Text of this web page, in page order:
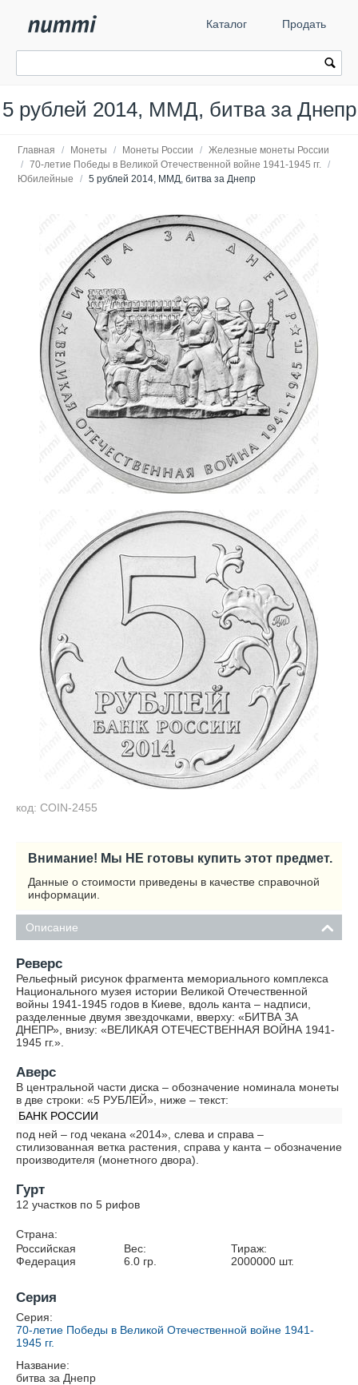
Каталог Продать
5 рублей 2014, ММД, битва за Днепр
Главная / Монеты / Монеты России / Железные монеты России
/ 70-летие Победы в Великой Отечественной войне 1941-1945 гг. /
Юбилейные
/ 5 рублей 2014, ММД, битва за Днепр
код: COIN-2455
Внимание! Мы НЕ готовы купить этот предмет.
Данные о стоимости приведены в качестве справочной
информации.
Описание
Реверс
Рельефный рисунок фрагмента мемориального комплекса
Национального музея истории Великой Отечественной
войны 1941-1945 годов в Киеве, вдоль канта – надписи,
разделенные двумя звездочками, вверху: «БИТВА ЗА
ДНЕПР», внизу: «ВЕЛИКАЯ ОТЕЧЕСТВЕННАЯ ВОЙНА 1941-
1945 гг.».
Аверс
В центральной части диска – обозначение номинала монеты
в две строки: «5 РУБЛЕЙ», ниже – текст:
БАНК РОССИИ
под ней – год чекана «2014», слева и справа –
стилизованная ветка растения, справа у канта – обозначение
производителя (монетного двора).
Гурт
12 участков по 5 рифов
Страна:
Российская
Федерация
Вес:
6.0гр.
Тираж:
2000000 шт.
Серия
Серия:
70-летие Победы в Великой Отечественной войне 1941-
1945 гг.
Название:
битва за Днепр